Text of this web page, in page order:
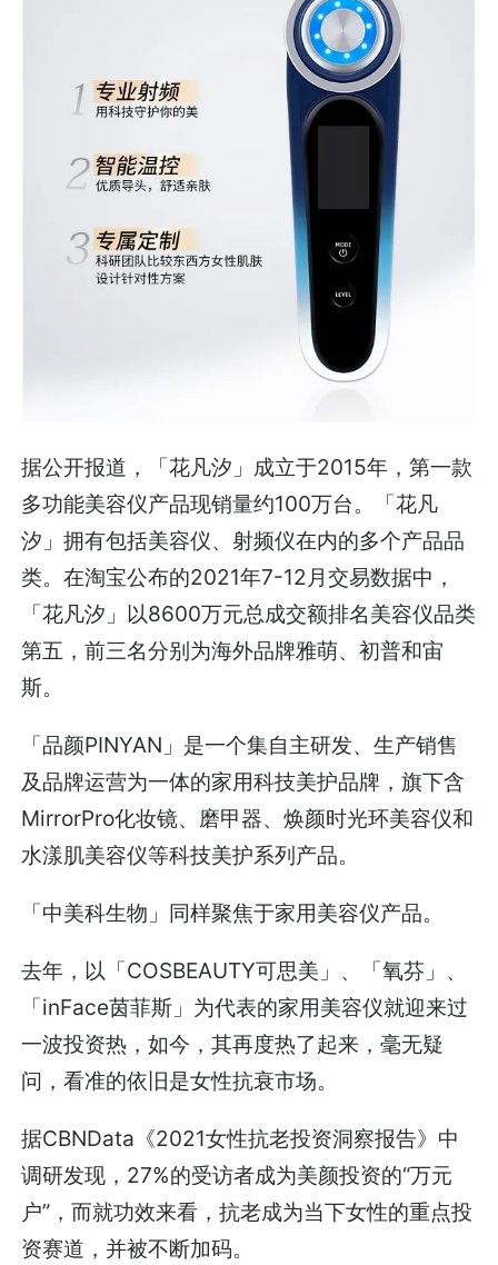
据公开报道，「花凡汐」成立于2015年，第一款
多功能美容仪产品现销量约100万台。「花凡
汐」拥有包括美容仪、射频仪在内的多个产品品
类。在淘宝公布的2021年7-12月交易数据中，
「花凡汐」以8600万元总成交额排名美容仪品类
第五，前三名分别为海外品牌雅萌、初普和宙
斯。
「品颜PINYAN」是一个集自主研发、生产销售
及品牌运营为一体的家用科技美护品牌，旗下含
MirrorPro化妆镜、磨甲器、焕颜时光环美容仪和
水漾肌美容仪等科技美护系列产品。
「中美科生物」同样聚焦于家用美容仪产品。
去年，以「COSBEAUTY可思美」、「氧芬」、
「inFace茵菲斯」为代表的家用美容仪就迎来过
一波投资热，如今，其再度热了起来，毫无疑
问，看准的依旧是女性抗衰市场。
据CBNData《2021女性抗老投资洞察报告》中
调研发现，27%的受访者成为美颜投资的“万元
户”，而就功效来看，抗老成为当下女性的重点投
资赛道，并被不断加码。